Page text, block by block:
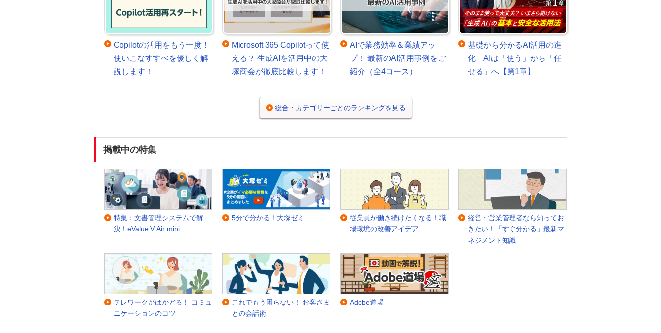
Copilotの活用をもう一度！
使いこなすすべを優しく解
説します！
Microsoft 365 Copilotって使
える？ 生成AIを活用中の大
塚商会が徹底比較します！
AIで業務効率＆業績アッ
プ！ 最新のAI活用事例をご
紹介（全4コース）
基礎から分かるAI活用の進
化 AIは「使う」から「任
せる」へ【第1章】
総合・カテゴリーごとのランキングを見る
掲載中の特集
特集：文書管理システムで解
決！eValue V Air mini
5分で分かる！大塚ゼミ
従業員が働き続けたくなる！職
場環境の改善アイデア
経営・営業管理者なら知ってお
きたい！「すぐ分かる」最新マ
ネジメント知識
テレワークがはかどる！ コミュ
ニケーションのコツ
これでもう困らない！ お客さま
との会話術
Adobe道場